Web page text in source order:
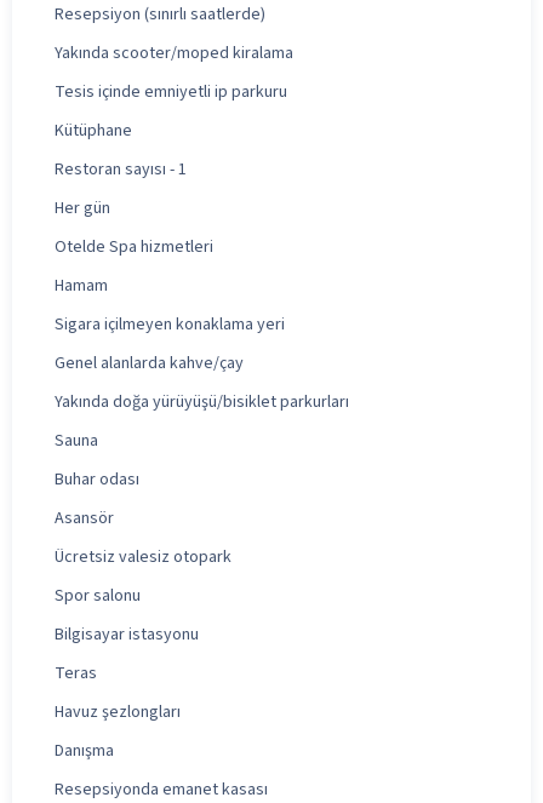
Resepsiyon (sınırlı saatlerde)
Yakında scooter/moped kiralama
Tesis içinde emniyetli ip parkuru
Kütüphane
Restoran sayısı - 1
Her gün
Otelde Spa hizmetleri
Hamam
Sigara içilmeyen konaklama yeri
Genel alanlarda kahve/çay
Yakında doğa yürüyüşü/bisiklet parkurları
Sauna
Buhar odası
Asansör
Ücretsiz valesiz otopark
Spor salonu
Bilgisayar istasyonu
Teras
Havuz şezlongları
Danışma
Resepsiyonda emanet kasası